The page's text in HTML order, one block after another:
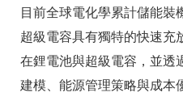
目前全球電化學累計儲能裝
超級電容具有獨特的快速充
在鋰電池與超級電容，並透
建模、能源管理策略與成本